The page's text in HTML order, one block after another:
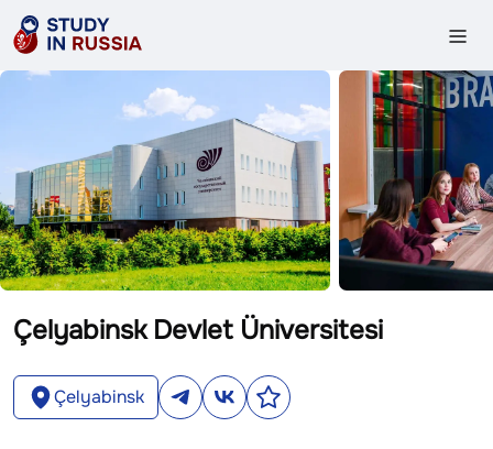
Çelyabinsk Devlet Üniversitesi
Çelyabinsk